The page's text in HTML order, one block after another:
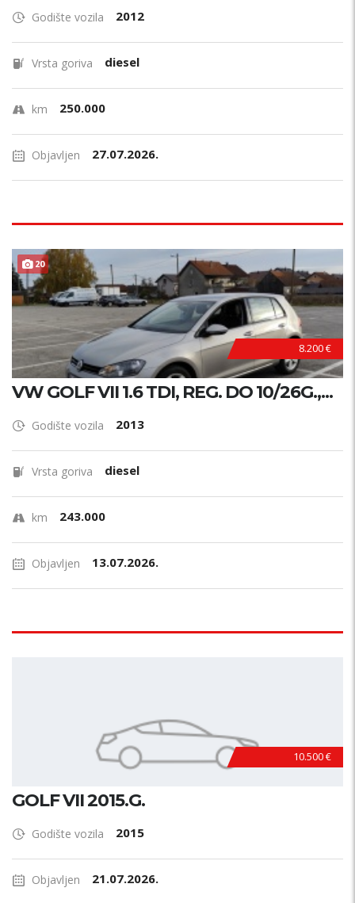
Godište vozila 2012
Vrsta goriva diesel
km 250.000
Objavljen 27.07.2026.
20
8.200 €
VW GOLF VII 1.6 TDI, REG. DO 10/26G.,...
Godište vozila 2013
Vrsta goriva diesel
km 243.000
Objavljen 13.07.2026.
10.500 €
GOLF VII 2015.G.
Godište vozila 2015
Objavljen 21.07.2026.